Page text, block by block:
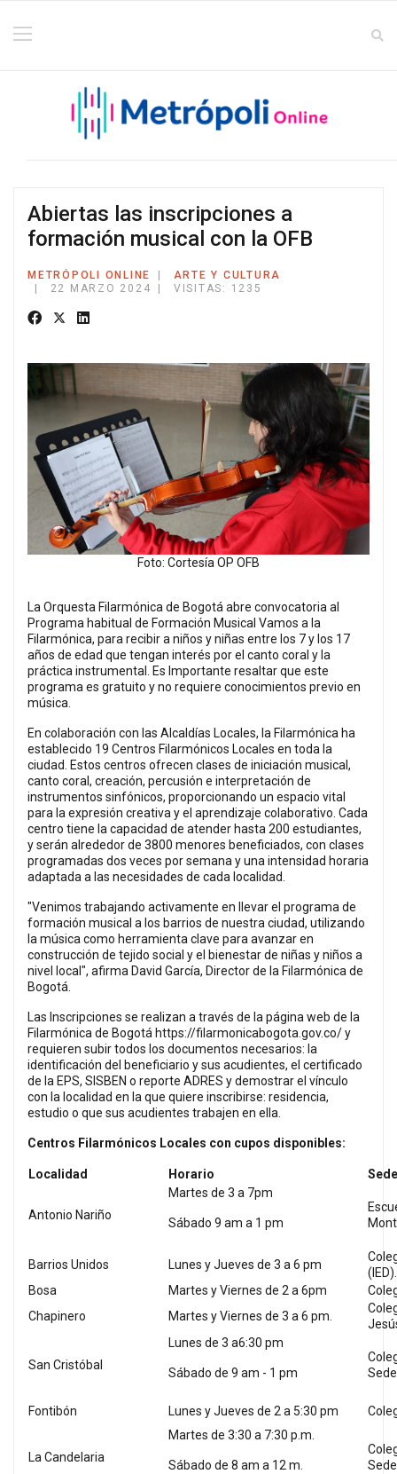
Abiertas las inscripciones a
formación musical con la OFB
METRÓPOLI ONLINE
ARTE Y CULTURA
22 MARZO 2024
VISITAS: 1235
Foto: Cortesía OP OFB
La Orquesta Filarmónica de Bogotá abre convocatoria al
Programa habitual de Formación Musical Vamos a la
Filarmónica, para recibir a niños y niñas entre los 7 y los 17
años de edad que tengan interés por el canto coral y la
práctica instrumental. Es Importante resaltar que este
programa es gratuito y no requiere conocimientos previo en
música.
En colaboración con las Alcaldías Locales, la Filarmónica ha
establecido 19 Centros Filarmónicos Locales en toda la
ciudad. Estos centros ofrecen clases de iniciación musical,
canto coral, creación, percusión e interpretación de
instrumentos sinfónicos, proporcionando un espacio vital
para la expresión creativa y el aprendizaje colaborativo. Cada
centro tiene la capacidad de atender hasta 200 estudiantes,
y serán alrededor de 3800 menores beneficiados, con clases
programadas dos veces por semana y una intensidad horaria
adaptada a las necesidades de cada localidad.
"Venimos trabajando activamente en llevar el programa de
formación musical a los barrios de nuestra ciudad, utilizando
la música como herramienta clave para avanzar en
construcción de tejido social y el bienestar de niñas y niños a
nivel local", afirma David García, Director de la Filarmónica de
Bogotá.
Las Inscripciones se realizan a través de la página web de la
Filarmónica de Bogotá https://filarmonicabogota.gov.co/y
requieren subir todos los documentos necesarios: la
identificación del beneficiario y sus acudientes, el certificado
de la EPS, SISBEN o reporte ADRES y demostrar el vínculo
con la localidad en la que quiere inscribirse: residencia,
estudio o que sus acudientes trabajen en ella.
Centros Filarmónicos Locales con cupos disponibles:
Localidad Horario Sede
Antonio Nariño
Martes de 3 a 7pm
Sábado 9 am a 1 pm
Barrios Unidos Lunes y Jueves de 3 a 6 pm
Bosa
Martes y Viernes de 2 a 6pm
Chapinero
Martes y Viernes de 3 a 6 pm.
San Cristóbal
Lunes de 3 a6:30 pm
Sábado de 9 am - 1 pm
Fontibón Lunes y Jueves de 2 a 5:30 pm
La Candelaria
Martes de 3:30 a 7:30 p.m.
Sábado de 8 am a 12 m.